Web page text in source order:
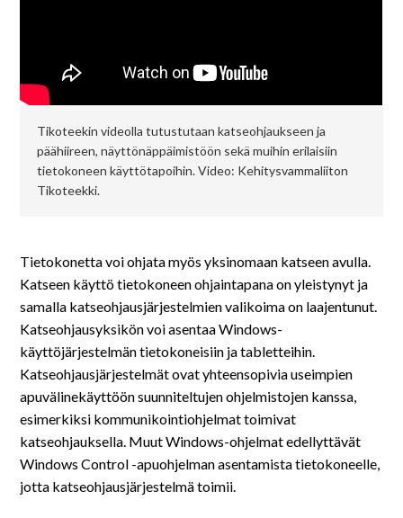
Tikoteekin videolla tutustutaan katseohjaukseen ja
päähiireen, näyttönäppäimistöön sekä muihin erilaisiin
tietokoneen käyttötapoihin. Video: Kehitysvammaliiton
Tikoteekki.
Tietokonetta voi ohjata myös yksinomaan katseen avulla.
Katseen käyttö tietokoneen ohjaintapana on yleistynyt ja
samalla katseohjausjärjestelmien valikoima on laajentunut.
Katseohjausyksikön voi asentaa Windows-
käyttöjärjestelmän tietokoneisiin ja tabletteihin.
Katseohjausjärjestelmät ovat yhteensopivia useimpien
apuvälinekäyttöön suunniteltujen ohjelmistojen kanssa,
esimerkiksi kommunikointiohjelmat toimivat
katseohjauksella. Muut Windows-ohjelmat edellyttävät
Windows Control -apuohjelman asentamista tietokoneelle,
jotta katseohjausjärjestelmä toimii.